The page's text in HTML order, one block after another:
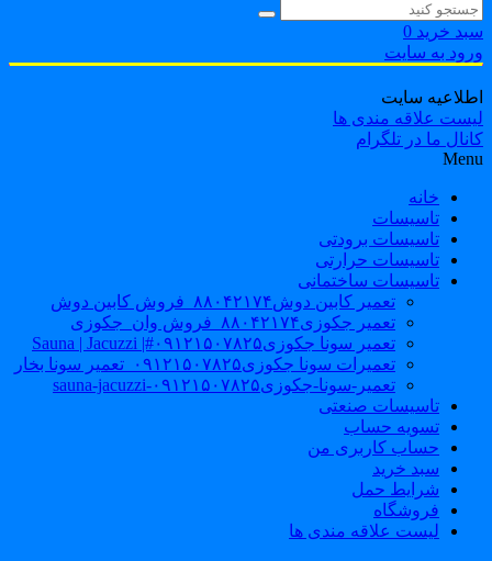
خرید 0
به سایت
سایت
علاقه مندی ها
ما در تلگرام
خانه
تاسیسات
تاسیسات برودتی
تاسیسات حرارتی
تاسیسات ساختمانی
تعمیر کابین دوش۸۸۰۴۲۱۷۴_فروش کابین دوش
تعمیر جکوزی۸۸۰۴۲۱۷۴_فروش وان_جکوزی
تعمیر سونا جکوزی۰۹۱۲۱۵۰۷۸۲۵#| Sauna | Jacuzzi
تعمیرات سونا جکوزی۰۹۱۲۱۵۰۷۸۲۵_تعمیر سونا بخار
تعمیر-سونا-جکوزی۰۹۱۲۱۵۰۷۸۲۵-sauna-jacuzzi
تاسیسات صنعتی
تسویه حساب
حساب کاربری من
سبد خرید
شرایط حمل
فروشگاه
لیست علاقه مندی ها